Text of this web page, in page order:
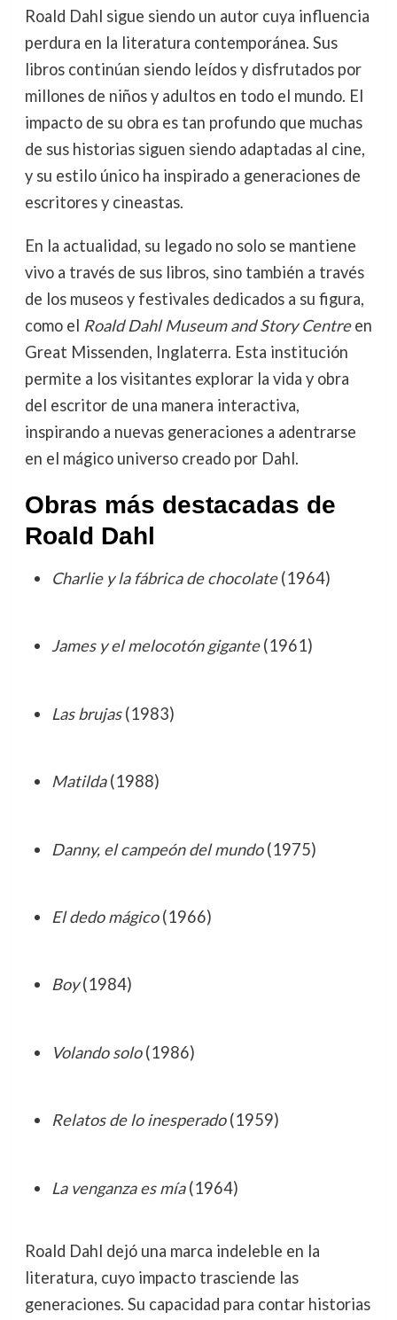
Roald Dahl sigue siendo un autor cuya influencia
perdura en la literatura contemporánea. Sus
libros continúan siendo leídos y disfrutados por
millones de niños y adultos en todo el mundo. El
impacto de su obra es tan profundo que muchas
de sus historias siguen siendo adaptadas al cine,
y su estilo único ha inspirado a generaciones de
escritores y cineastas.
En la actualidad, su legado no solo se mantiene
vivo a través de sus libros, sino también a través
de los museos y festivales dedicados a su figura,
como el Roald Dahl Museum and Story Centreen
Great Missenden, Inglaterra. Esta institución
permite a los visitantes explorar la vida y obra
del escritor de una manera interactiva,
inspirando a nuevas generaciones a adentrarse
en el mágico universo creado por Dahl.
Obras más destacadas de
Roald Dahl
Charlie y la fábrica de chocolate(1964)
James y el melocotón gigante(1961)
Las brujas(1983)
Matilda(1988)
Danny, el campeón del mundo(1975)
El dedo mágico(1966)
Boy(1984)
Volando solo(1986)
Relatos de lo inesperado(1959)
La venganza es mía(1964)
Roald Dahl dejó una marca indeleble en la
literatura, cuyo impacto trasciende las
generaciones. Su capacidad para contar historias